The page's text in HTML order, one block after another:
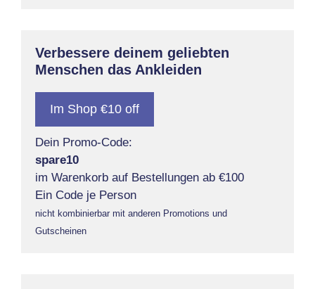
Verbessere deinem geliebten
Menschen das Ankleiden
Im Shop €10 off
Dein Promo-Code:
spare10
im Warenkorb auf Bestellungen ab €100
Ein Code je Person
nicht kombinierbar mit anderen Promotions und
Gutscheinen